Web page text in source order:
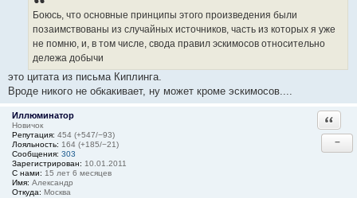
Боюсь, что основные принципы этого произведения были
позаимствованы из случайных источников, часть из которых я уже
не помню, и, в том числе, свода правил эскимосов относительно
дележа добычи
это цитата из письма Киплинга.
Вроде никого не обкакивает, ну может кроме эскимосов....
Иллюминатор
Новичок
Репутация: 454 (+547/−93)
Лояльность: 164 (+185/−21)
Сообщения: 303
Зарегистрирован: 10.01.2011
С нами: 15 лет 6 месяцев
Имя: Александр
Откуда: Москва
−